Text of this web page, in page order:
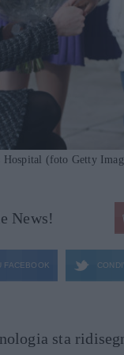
Hospital (foto Getty
News!
FACEBOOK
sta